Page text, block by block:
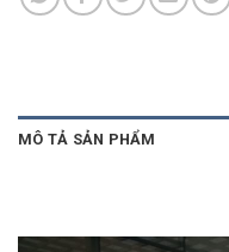
MÔ TẢ SẢN PHẨM